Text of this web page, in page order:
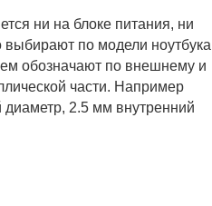
ни на блоке питания, ни
выбирают по модели ноутбука
обозначают по внешнему и
части. Например
2.5 мм внутренний